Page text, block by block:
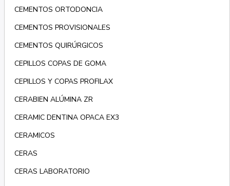
CEMENTOS ORTODONCIA
CEMENTOS PROVISIONALES
CEMENTOS QUIRÚRGICOS
CEPILLOS COPAS DE GOMA
CEPILLOS Y COPAS PROFILAX
CERABIEN ALÚMINA ZR
CERAMIC DENTINA OPACA EX3
CERAMICOS
CERAS
CERAS LABORATORIO